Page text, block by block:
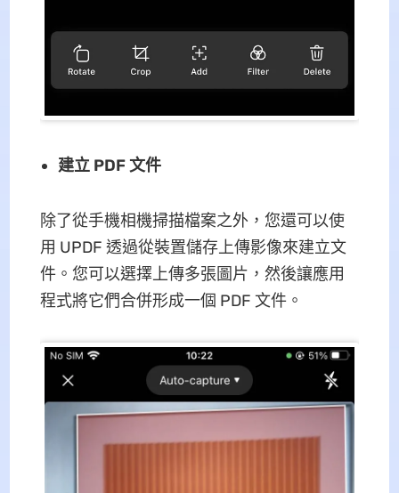
建立 PDF 文件
除了從手機相機掃描檔案之外，您還可以使
用 UPDF 透過從裝置儲存上傳影像來建立文
件。您可以選擇上傳多張圖片，然後讓應用
程式將它們合併形成一個 PDF 文件。